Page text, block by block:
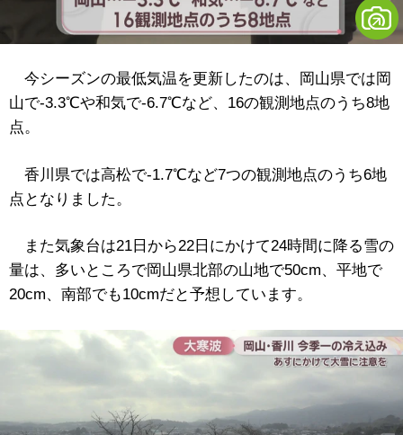
今シーズンの最低気温を更新したのは、岡山県では岡
山で-3.3℃や和気で-6.7℃など、16の観測地点のうち8地
点。
香川県では高松で-1.7℃など7つの観測地点のうち6地
点となりました。
また気象台は21日から22日にかけて24時間に降る雪の
量は、多いところで岡山県北部の山地で50cm、平地で
20cm、南部でも10cmだと予想しています。